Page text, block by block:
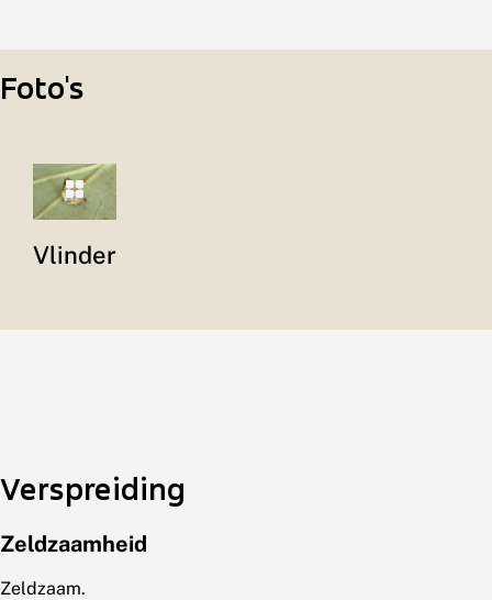
Foto's
Vlinder
Verspreiding
Zeldzaamheid
Zeldzaam.